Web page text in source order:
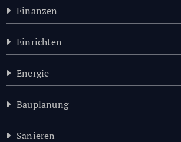
Finanzen
Einrichten
Energie
Bauplanung
Sanieren